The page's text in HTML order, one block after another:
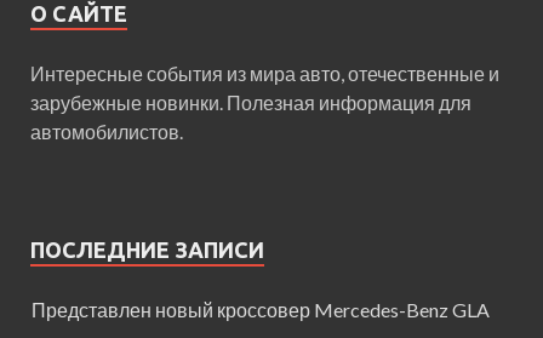
О САЙТЕ
Интересные события из мира авто, отечественные и
зарубежные новинки. Полезная информация для
автомобилистов.
ПОСЛЕДНИЕ ЗАПИСИ
Представлен новый кроссовер Mercedes-Benz GLA